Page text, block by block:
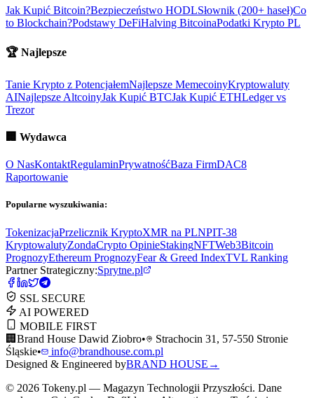
Jak Kupić Bitcoin?Bezpieczeństwo HODLSłownik (200+ haseł)Co
to Blockchain?Podstawy DeFiHalving BitcoinaPodatki Krypto PL
🏆 Najlepsze
Tanie Krypto z PotencjałemNajlepsze MemecoinyKryptowaluty
AINajlepsze AltcoinyJak Kupić BTCJak Kupić ETHLedger vs
Trezor
🏢 Wydawca
O NasKontaktRegulaminPrywatnośćBaza FirmDAC8
Raportowanie
Popularne wyszukiwania:
TokenizacjaPrzelicznik KryptoXMR na PLNPIT-38
KryptowalutyZondaCrypto OpinieStakingNFTWeb3Bitcoin
PrognozyEthereum PrognozyFear & Greed IndexTVL Ranking
Partner Strategiczny:Sprytne.pl
SSL SECURE
AI POWERED
MOBILE FIRST
🏢 Brand House Dawid Ziobro•
Strachocin 31, 57-550 Stronie
Śląskie•
info@brandhouse.com.pl
Designed & Engineered byBRAND HOUSE →
© 2026 Tokeny.pl — Magazyn Technologii Przyszłości. Dane